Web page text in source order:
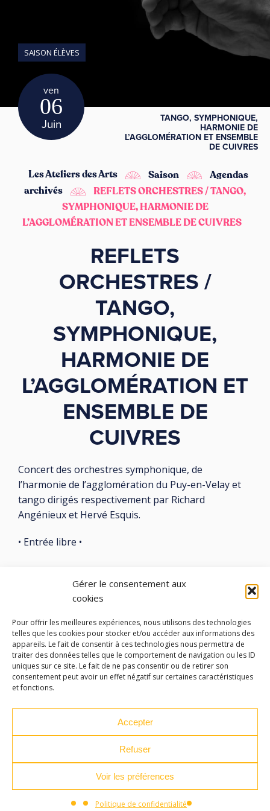
Gérer le consentement aux
cookies
Pour offrir les meilleures expériences, nous utilisons des technologies
telles que les cookies pour stocker et/ou accéder aux informations des
appareils. Le fait de consentir à ces technologies nous permettra de
traiter des données telles que le comportement de navigation ou les ID
uniques sur ce site. Le fait de ne pas consentir ou de retirer son
consentement peut avoir un effet négatif sur certaines caractéristiques
et fonctions.
Accepter
Refuser
Voir les préférences
Politique de confidentialité
ven
06
Juin
SAISON ÉLÈVES
TANGO, SYMPHONIQUE,
HARMONIE DE
L’AGGLOMÉRATION ET ENSEMBLE
DE CUIVRES
Les Ateliers des Arts Saison
Agendas
archivés
REFLETS ORCHESTRES / TANGO,
SYMPHONIQUE, HARMONIE DE
L’AGGLOMÉRATION ET ENSEMBLE DE CUIVRES
REFLETS
ORCHESTRES /
TANGO,
SYMPHONIQUE,
HARMONIE DE
L’AGGLOMÉRATION ET
ENSEMBLE DE
CUIVRES
Concert des orchestres symphonique, de
l’harmonie de l’agglomération du Puy-en-Velay et
tango dirigés respectivement par Richard
Angénieux et Hervé Esquis.
• Entrée libre •
LES ATELIERS DES ARTS
32 Rue 86E Régiment d'Infanterie
43000 Le Puy-en-Velay
FacebookInstagram
YoutubeSoundcloud
S'inscrire à la newsletter